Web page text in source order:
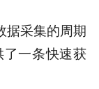
据采集的周期
了一条快速获